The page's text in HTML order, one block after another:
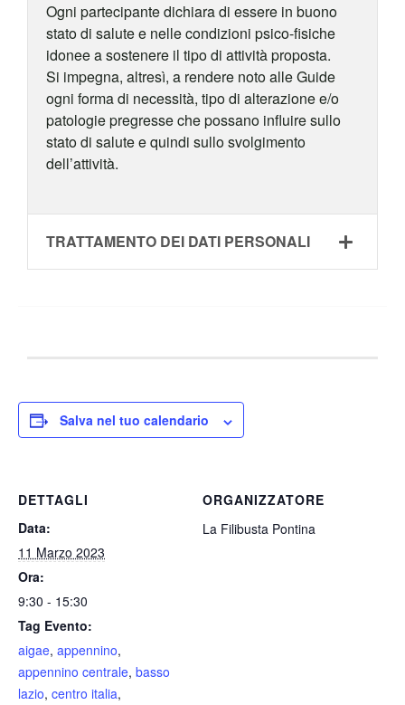
Ogni partecipante dichiara di essere in buono
stato di salute e nelle condizioni psico-fisiche
idonee a sostenere il tipo di attività proposta.
Si impegna, altresì, a rendere noto alle Guide
ogni forma di necessità, tipo di alterazione e/o
patologie pregresse che possano influire sullo
stato di salute e quindi sullo svolgimento
dell’attività.
TRATTAMENTO DEI DATI PERSONALI
Salva nel tuo calendario
DETTAGLI
Data:
11 Marzo 2023
Ora:
9:30 - 15:30
Tag Evento:
aigae, appennino,
appennino centrale, basso
lazio, centro italia,
ORGANIZZATORE
La Filibusta Pontina